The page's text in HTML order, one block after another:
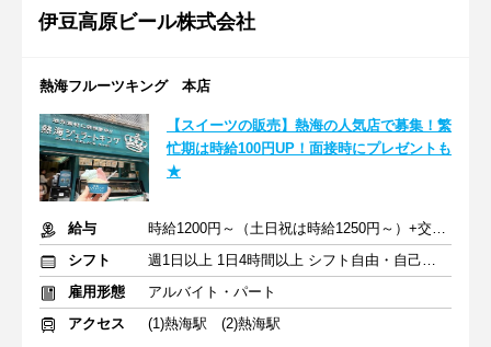
伊豆高原ビール株式会社
熱海フルーツキング 本店
【スイーツの販売】熱海の人気店で募集！繁
忙期は時給100円UP！面接時にプレゼントも
★
給与
時給1200円～（土日祝は時給1250円～）+交通費規定支給
シフト
週1日以上 1日4時間以上 シフト自由・自己申告
雇用形態
アルバイト・パート
アクセス
(1)熱海駅 (2)熱海駅